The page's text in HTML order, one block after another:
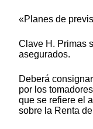
«Planes de
Clave H. Primas
asegurados.
Deberá
por los
que se refiere el
sobre la Renta